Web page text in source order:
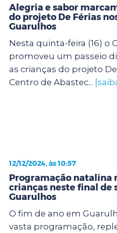
Alegria e sabor
do projeto De Férias
Guarulhos
Nesta quinta-feira (16) o
promoveu um passeio
as crianças do projeto
Centro de Abastec...
12/12/2024, às 10:57
Programação natalina
crianças neste final de
Guarulhos
O fim de ano em
vasta programação,